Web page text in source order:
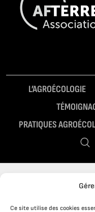
Ce site utilise des cookies
L’AGROÉCOLOGIE
PRATIQUES